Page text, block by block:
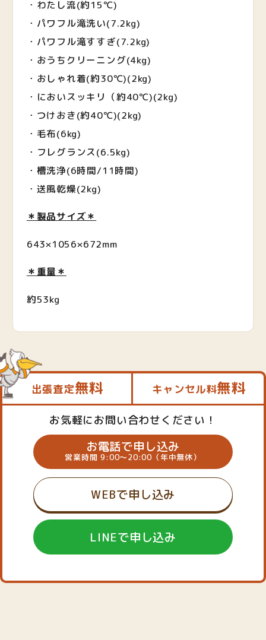
・わたし流(約15℃)
・パワフル滝洗い(7.2kg)
・パワフル滝すすぎ(7.2kg)
・おうちクリーニング(4kg)
・おしゃれ着(約30℃)(2kg)
・においスッキリ（約40℃)(2kg)
・つけおき(約40℃)(2kg)
・毛布(6kg)
・フレグランス(6.5kg)
・槽洗浄(6時間/11時間)
・送風乾燥(2kg)
＊製品サイズ＊
643×1056×672mm
＊重量＊
約53kg
出張査定無料 キャンセル料無料
お気軽にお問い合わせください！
お電話で申し込み
営業時間 9:00～20:00（年中無休）
WEBで申し込み
LINEで申し込み